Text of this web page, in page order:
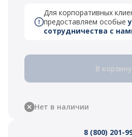
Для корпоративных
предоставляем особые
сотрудничества с
В корзину
Нет в наличии
8 (800) 201-